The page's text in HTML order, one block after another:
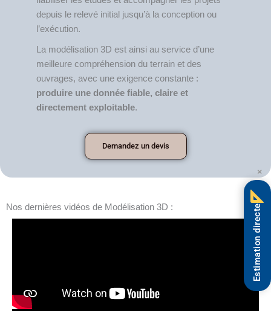
depuis le relevé initial jusqu’à la conception ou
l’exécution.
La modélisation 3D est ainsi au service d’une
meilleure compréhension du terrain et des
ouvrages, avec une exigence constante :
produire une donnée fiable, claire et
directement exploitable.
Demandez un devis
Nos dernières vidéos de Modélisation 3D : Estimation directe
×